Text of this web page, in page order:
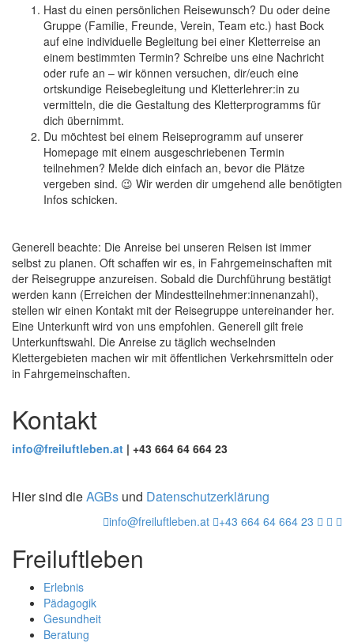
Hast du einen persönlichen Reisewunsch? Du oder deine
Gruppe (Familie, Freunde, Verein, Team etc.) hast Bock
auf eine individuelle Begleitung bei einer Kletterreise an
einem bestimmten Termin? Schreibe uns eine Nachricht
oder rufe an – wir können versuchen, dir/euch eine
ortskundige Reisebegleitung und Kletterlehrer:in zu
vermitteln, die die Gestaltung des Kletterprogramms für
dich übernimmt.
Du möchtest bei einem Reiseprogramm auf unserer
Homepage mit einem ausgeschriebenen Termin
teilnehmen? Melde dich einfach an, bevor die Plätze
vergeben sind. 😉 Wir werden dir umgehend alle benötigten
Infos schicken.
Generell beachte: Die Anreise bei unseren Reisen ist immer
selbst zu planen. Oft schaffen wir es, in Fahrgemeinschaften mit
der Reisegruppe anzureisen. Sobald die Durchführung bestätigt
werden kann (Erreichen der Mindestteilnehmer:innenanzahl),
stellen wir einen Kontakt mit der Reisegruppe untereinander her.
Eine Unterkunft wird von uns empfohlen. Generell gilt freie
Unterkunftswahl. Die Anreise zu täglich wechselnden
Klettergebieten machen wir mit öffentlichen Verkehrsmitteln oder
in Fahrgemeinschaften.
Kontakt
info@freiluftleben.at | +43 664 64 664 23
Hier sind dieAGBs und Datenschutzerklärung
info@freiluftleben.at +43 664 64 664 23
Freiluftleben
Erlebnis
Pädagogik
Gesundheit
Beratung